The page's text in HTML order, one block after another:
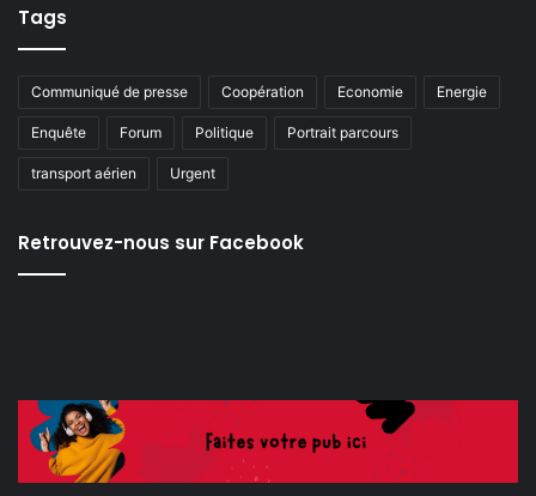
Tags
Communiqué de presse Coopération Economie Energie
Enquête Forum Politique Portrait parcours
transport aérien Urgent
Retrouvez-nous sur Facebook